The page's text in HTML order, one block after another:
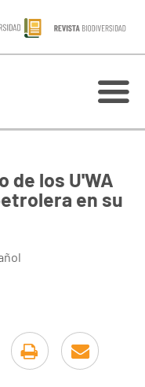
de los U'WA
en su